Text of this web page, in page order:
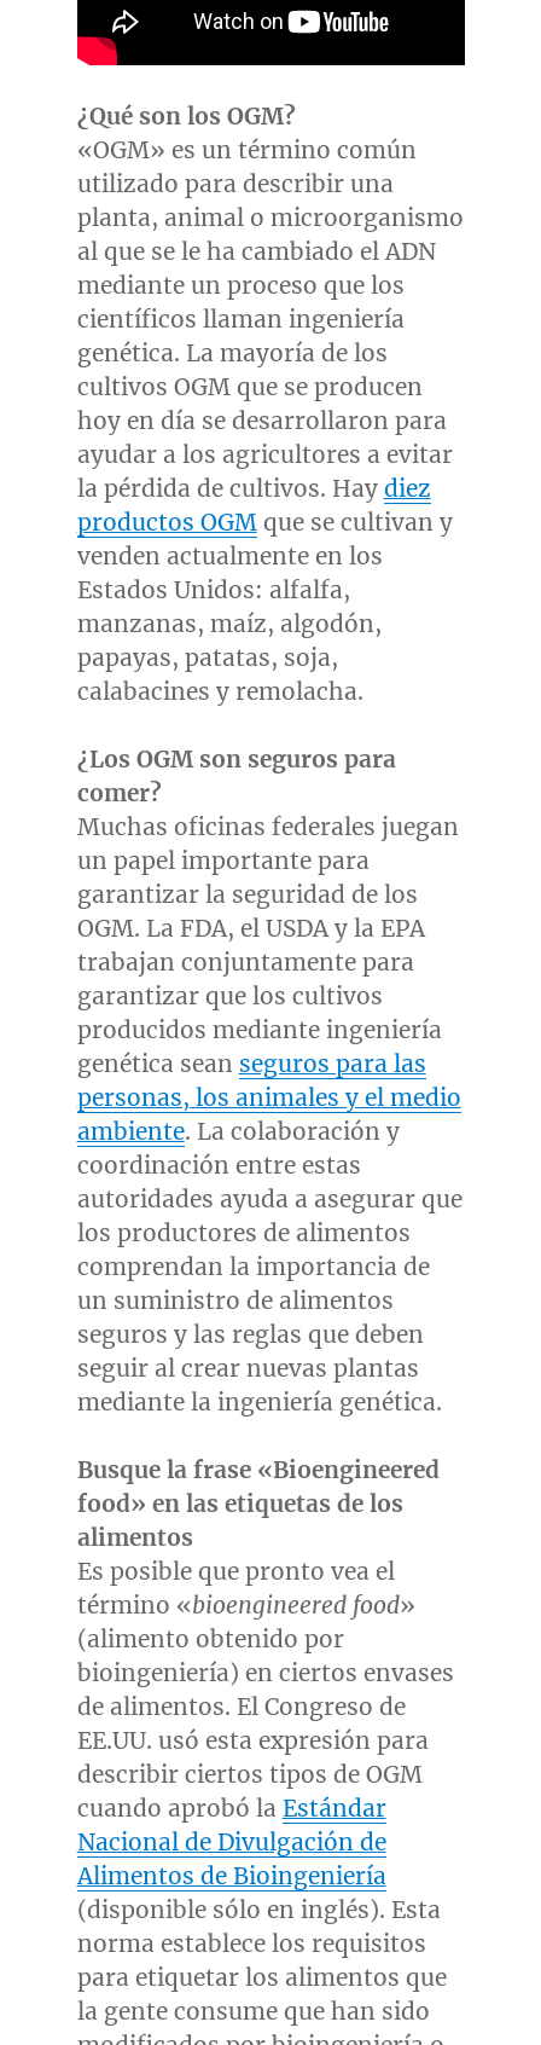
¿Qué son los OGM?
«OGM» es un término común
utilizado para describir una
planta, animal o microorganismo
al que se le ha cambiado el ADN
mediante un proceso que los
científicos llaman ingeniería
genética. La mayoría de los
cultivos OGM que se producen
hoy en día se desarrollaron para
ayudar a los agricultores a evitar
la pérdida de cultivos. Hay diez
productos OGMque se cultivan y
venden actualmente en los
Estados Unidos: alfalfa,
manzanas, maíz, algodón,
papayas, patatas, soja,
calabacines y remolacha.
¿Los OGM son seguros para
comer?
Muchas oficinas federales juegan
un papel importante para
garantizar la seguridad de los
OGM. La FDA, el USDA y la EPA
trabajan conjuntamente para
garantizar que los cultivos
producidos mediante ingeniería
genética sean seguros para las
personas, los animales y el medio
ambiente. La colaboración y
coordinación entre estas
autoridades ayuda a asegurar que
los productores de alimentos
comprendan la importancia de
un suministro de alimentos
seguros y las reglas que deben
seguir al crear nuevas plantas
mediante la ingeniería genética.
Busque lafrase «Bioengineered
food» en las etiquetas de los
alimentos
Es posible que pronto vea el
término «bioengineered food»
(alimento obtenido por
bioingeniería) en ciertos envases
de alimentos. El Congreso de
EE.UU. usó esta expresión para
describir ciertos tipos de OGM
cuando aprobó la Estándar
Nacional de Divulgación de
Alimentos de Bioingeniería
(disponible sólo en inglés). Esta
norma establece los requisitos
para etiquetar los alimentos que
la gente consume que han sido